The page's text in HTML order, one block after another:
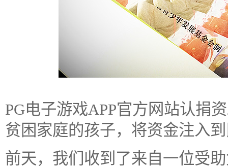
PG电子游戏APP官方网站认捐
贫困家庭的孩子，将资金注入
前天，我们收到了来自一位受